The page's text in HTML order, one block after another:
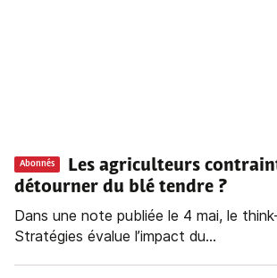
Abonnés
Les agriculteurs
détourner du blé tendre ?
Dans une note publiée le 4 mai, le
Stratégies évalue l’impact du...